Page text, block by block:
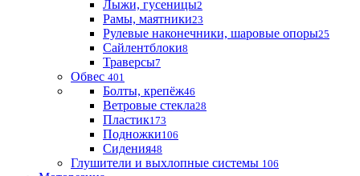
Лыжи, гусеницы2
Рамы, маятники23
Рулевые наконечники, шаровые опоры25
Сайлентблоки8
Траверсы7
Обвес 401
Болты, крепёж46
Ветровые стекла28
Пластик173
Подножки106
Сидения48
Глушители и выхлопные системы 106